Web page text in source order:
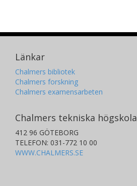
Länkar
Chalmers bibliotek
Chalmers forskning
Chalmers examensarbeten
Chalmers tekniska högskola
412 96 GÖTEBORG
TELEFON: 031-772 10 00
WWW.CHALMERS.SE